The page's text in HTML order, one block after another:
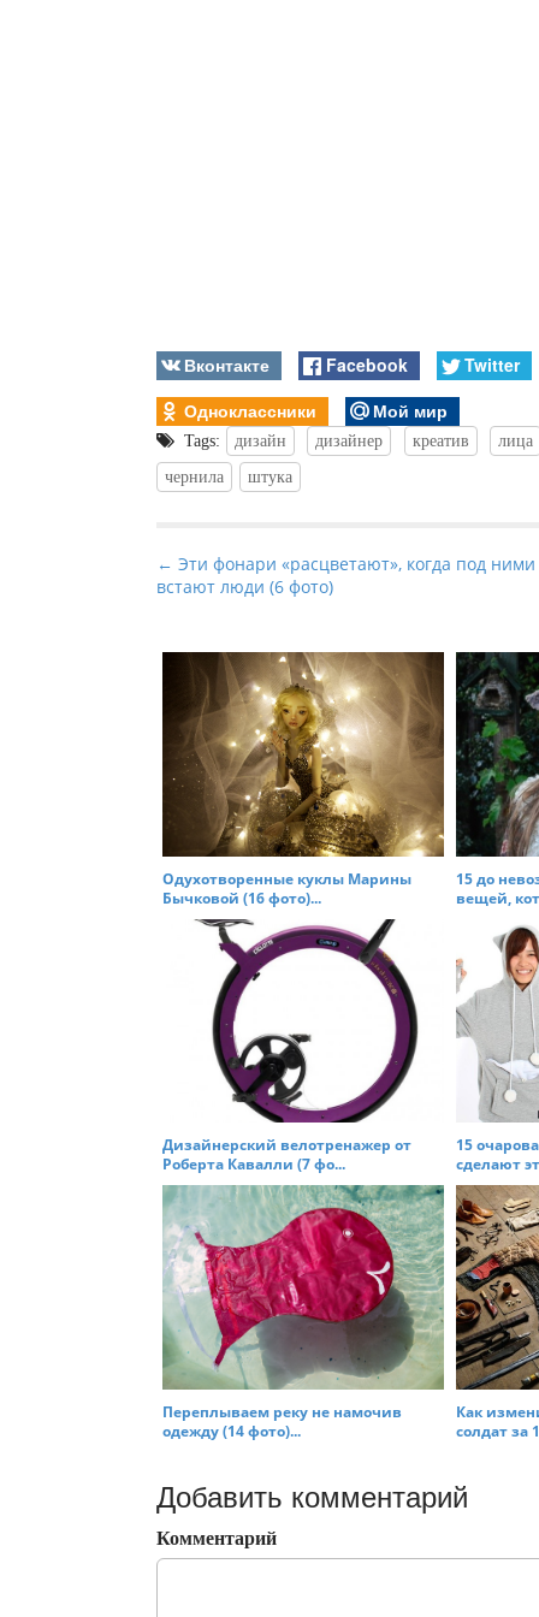
Вконтакте Facebook
Twitter
Одноклассники
Мой мир
Tags: дизайн дизайнер креатив
лица
чернила
штука
P
o
t
g
t
← Эти фонари «расцветают», когда под ними
встают люди (6 фото)
Одухотворенные куклы Марины
Бычковой (16 фото)...
15 до
вещей,
Дизайнерский велотренажер от
Роберта Кавалли (7 фо...
15
сделают
Переплываем реку не намочив
одежду (14 фото)...
Как
солдат за
Добавить комментарий
Комментарий